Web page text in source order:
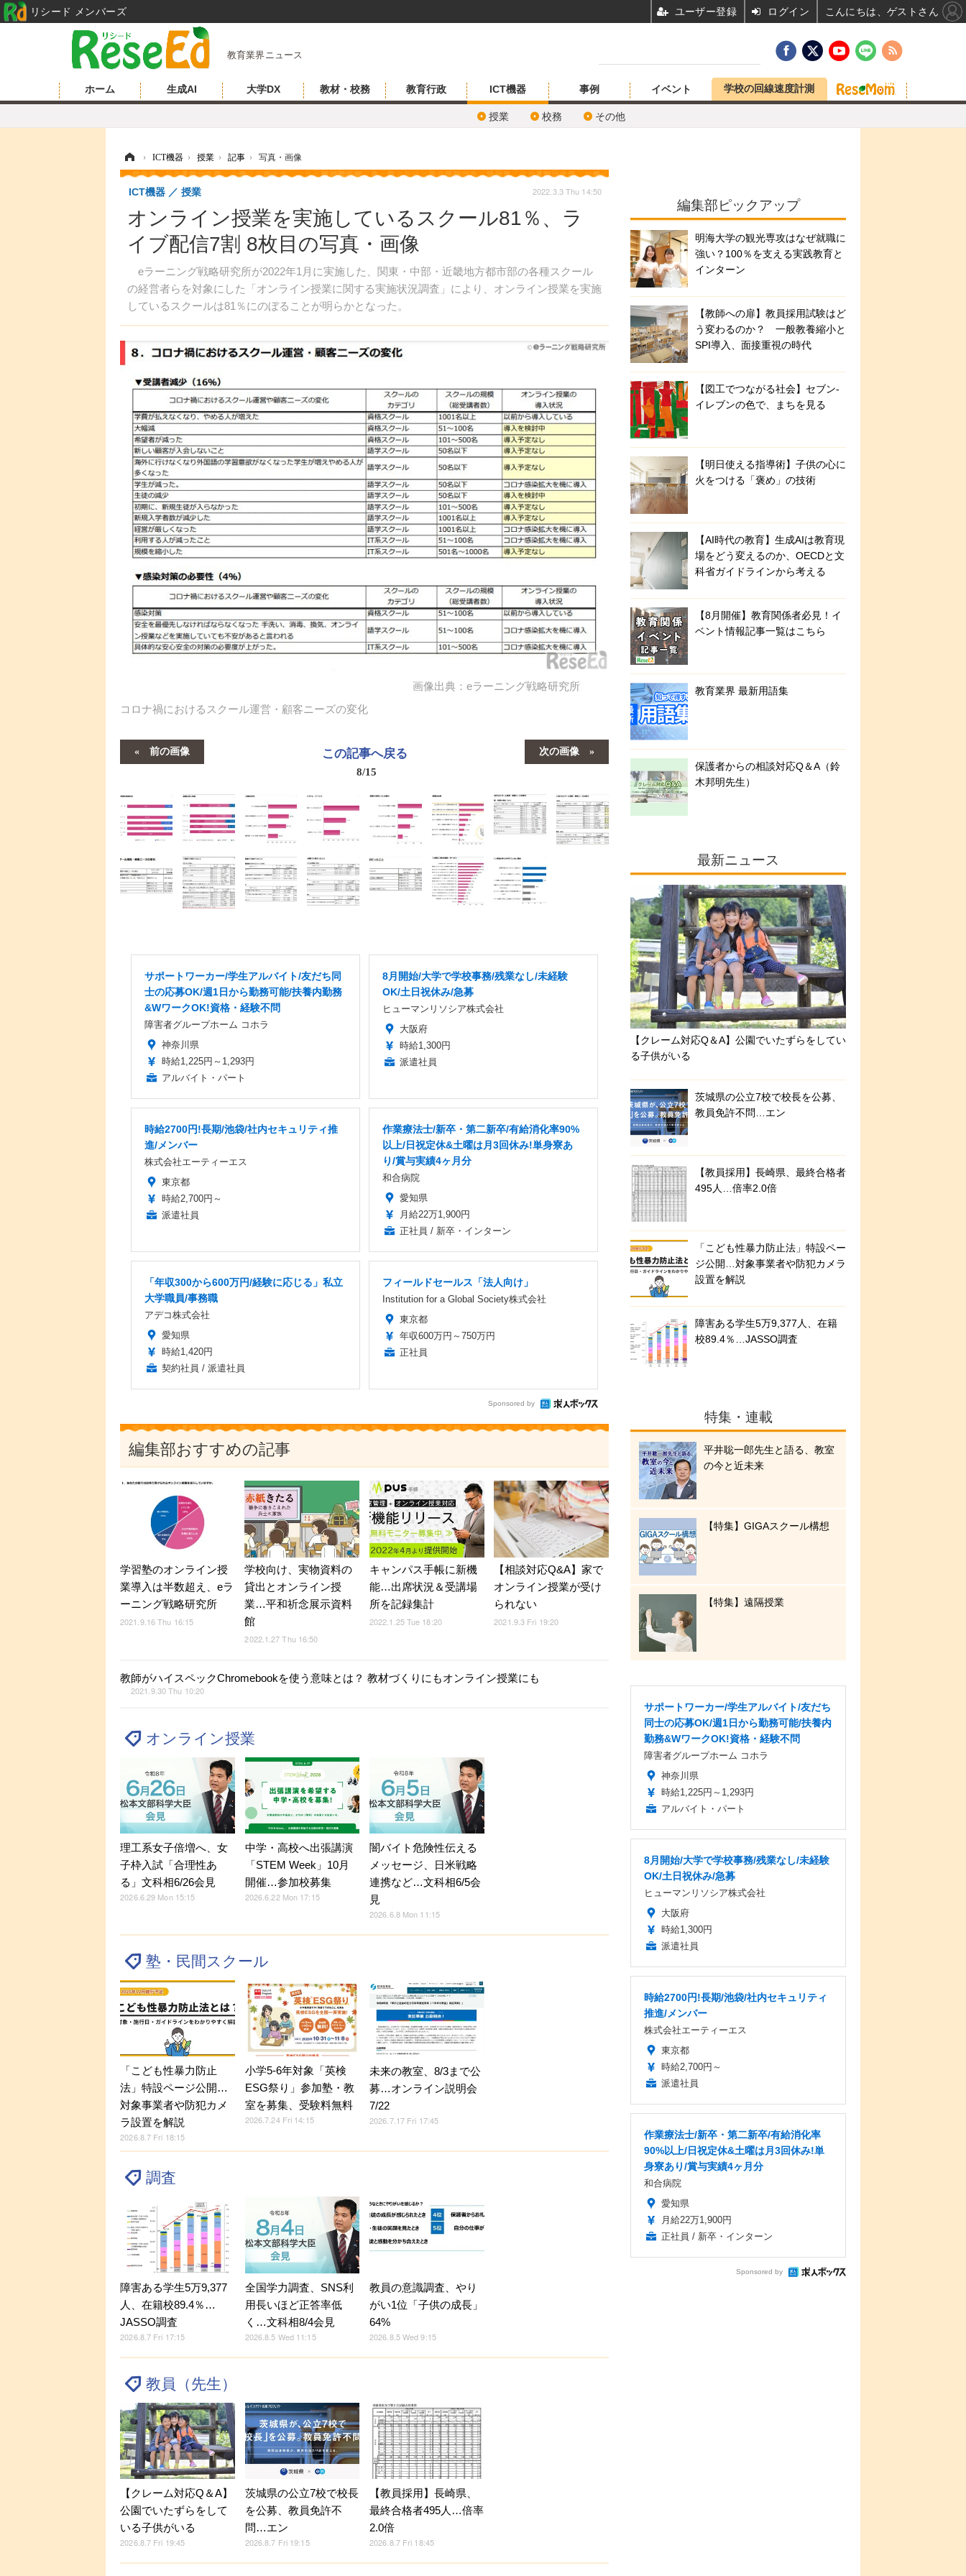
教育業界ニュース
ホーム 生成AI 大学DX 教材・校務 教育行政 ICT機器
授業 校務 その他
事例 イベント 学校の回線速度計測
› ICT機器 › 授業 › 記事 › 写真・画像
オンライン授業を実施しているスクール81％、ラ
イブ配信7割 8枚目の写真・画像
eラーニング戦略研究所が2022年1月に実施した、関東・中部・近畿地方都市部の各種スクール
の経営者らを対象にした「オンライン授業に関する実施状況調査」により、オンライン授業を実施
しているスクールは81％にのぼることが明らかとなった。
ICT機器 授業 2022.3.3 Thu 14:50
画像出典：eラーニング戦略研究所
コロナ禍におけるスクール運営・顧客ニーズの変化
前の画像 次の画像
この記事へ戻る
8/15
サポートワーカー/学生アルバイト/友だち同
士の応募OK/週1日から勤務可能/扶養内勤務
&WワークOK!資格・経験不問
障害者グループホーム コホラ
神奈川県
時給1,225円～1,293円
アルバイト・パート
8月開始/大学で学校事務/残業なし/未経験
OK/土日祝休み/急募
ヒューマンリソシア株式会社
大阪府
時給1,300円
派遣社員
時給2700円!長期/池袋/社内セキュリティ推
進/メンバー
株式会社エーティーエス
東京都
時給2,700円～
派遣社員
作業療法士/新卒・第二新卒/有給消化率90%
以上/日祝定休&土曜は月3回休み!単身寮あ
り/賞与実績4ヶ月分
和合病院
愛知県
月給22万1,900円
正社員 / 新卒・インターン
「年収300から600万円/経験に応じる」私立
大学職員/事務職
アデコ株式会社
愛知県
時給1,420円
契約社員 / 派遣社員
フィールドセールス「法人向け」
Institution for a Global Society株式会社
東京都
年収600万円～750万円
正社員
Sponsored by
編集部おすすめの記事
学習塾のオンライン授
業導入は半数超え、eラ
ーニング戦略研究所
2021.9.16 Thu 16:15
学校向け、実物資料の
貸出とオンライン授
業…平和祈念展示資料
館
2022.1.27 Thu 16:50
キャンパス手帳に新機
能…出席状況＆受講場
所を記録集計
2022.1.25 Tue 18:20
【相談対応Q&A】家で
オンライン授業が受け
られない
2021.9.3 Fri 19:20
教師がハイスペックChromebookを使う意味とは？ 教材づくりにもオンライン授業にも
2021.9.30 Thu 10:20
オンライン授業
理工系女子倍増へ、女
子枠入試「合理性あ
る」文科相6/26会見
2026.6.29 Mon 15:15
中学・高校へ出張講演
「STEM Week」10月
開催…参加校募集
2026.6.22 Mon 17:15
闇バイト危険性伝える
メッセージ、日米戦略
連携など…文科相6/5会
見
2026.6.8 Mon 11:15
塾・民間スクール
「こども性暴力防止
法」特設ページ公開…
対象事業者や防犯カメ
ラ設置を解説
2026.8.7 Fri 18:15
小学5-6年対象「英検
ESG祭り」参加塾・教
室を募集、受験料無料
2026.7.24 Fri 14:15
未来の教室、8/3まで公
募…オンライン説明会
7/22
2026.7.17 Fri 17:45
調査
障害ある学生5万9,377
人、在籍校89.4％…
JASSO調査
2026.8.7 Fri 17:15
全国学力調査、SNS利
用長いほど正答率低
く…文科相8/4会見
2026.8.5 Wed 11:15
教員の意識調査、やり
がい1位「子供の成長」
64%
2026.8.5 Wed 9:15
教員（先生）
【クレーム対応Q＆A】
公園でいたずらをして
いる子供がいる
2026.8.7 Fri 19:45
茨城県の公立7校で校長
を公募、教員免許不
問…エン
2026.8.7 Fri 19:15
【教員採用】長崎県、
最終合格者495人…倍率
2.0倍
2026.8.7 Fri 18:45
編集部ピックアップ
明海大学の観光専攻はなぜ就職に
強い？100％を支える実践教育と
インターン
【教師への扉】教員採用試験はど
う変わるのか？ 一般教養縮小と
SPI導入、面接重視の時代
【図工でつながる社会】セブン‐
イレブンの色で、まちを見る
【明日使える指導術】子供の心に
火をつける「褒め」の技術
【AI時代の教育】生成AIは教育現
場をどう変えるのか、OECDと文
科省ガイドラインから考える
【8月開催】教育関係者必見！イ
ベント情報記事一覧はこちら
教育業界 最新用語集
保護者からの相談対応Q＆A（鈴
木邦明先生）
最新ニュース
【クレーム対応Q＆A】公園でいたずらをしてい
る子供がいる
茨城県の公立7校で校長を公募、
教員免許不問…エン
【教員採用】長崎県、最終合格者
495人…倍率2.0倍
「こども性暴力防止法」特設ペー
ジ公開…対象事業者や防犯カメラ
設置を解説
障害ある学生5万9,377人、在籍
校89.4％…JASSO調査
特集・連載
平井聡一郎先生と語る、教室
の今と近未来
【特集】GIGAスクール構想
【特集】遠隔授業
サポートワーカー/学生アルバイト/友だち
同士の応募OK/週1日から勤務可能/扶養内
勤務&WワークOK!資格・経験不問
障害者グループホーム コホラ
神奈川県
時給1,225円～1,293円
アルバイト・パート
8月開始/大学で学校事務/残業なし/未経験
OK/土日祝休み/急募
ヒューマンリソシア株式会社
大阪府
時給1,300円
派遣社員
時給2700円!長期/池袋/社内セキュリティ
推進/メンバー
株式会社エーティーエス
東京都
時給2,700円～
派遣社員
作業療法士/新卒・第二新卒/有給消化率
90%以上/日祝定休&土曜は月3回休み!単
身寮あり/賞与実績4ヶ月分
和合病院
愛知県
月給22万1,900円
正社員 / 新卒・インターン
Sponsored by
リシード メンバーズ ユーザー登録 ログイン こんにちは、ゲストさん